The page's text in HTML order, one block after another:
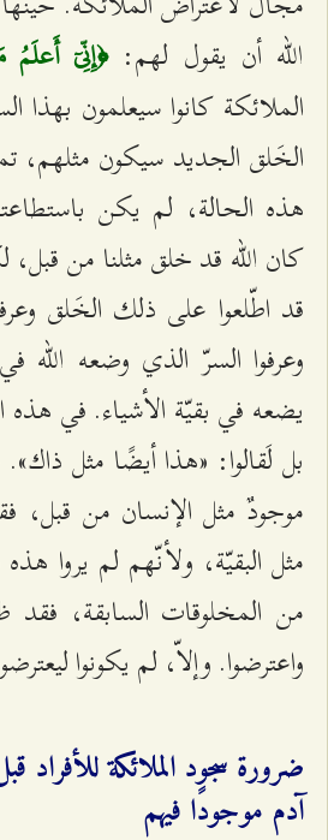
الله أن يقول لهم:﴿إِنِّيٓ أَعلَمُ
الملائكة كانوا سيعلمون بهذا
الخَلق الجديد سيكون مثلهم،
هذه الحالة، لم يكن
كان الله قد خلق مثلنا من قبل،
قد اطّلعوا على ذلك الخَلق
وعرفوا السرّ الذي وضعه الله
يضعه في بقيّة الأشياء. في هذه
بل لَقالوا: «هذا أيضًا مثل
موجودٌ مثل الإنسان من قبل،
مثل البقيّة، ولأنّهم لم يروا
من المخلوقات السابقة، فقد
واعترضوا. وإلاّ، لم يكونوا
ضرورة سجود الملائكة للأفراد
آدم موجودًا فيهم